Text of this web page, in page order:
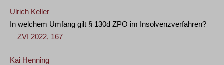
Ulrich Keller
In welchem Umfang gilt § 130d ZPO im Insolvenzverfahren?
ZVI 2022, 167
Kai Henning